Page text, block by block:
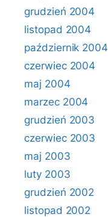
grudzień 2004
listopad 2004
październik 2004
czerwiec 2004
maj 2004
marzec 2004
grudzień 2003
czerwiec 2003
maj 2003
luty 2003
grudzień 2002
listopad 2002